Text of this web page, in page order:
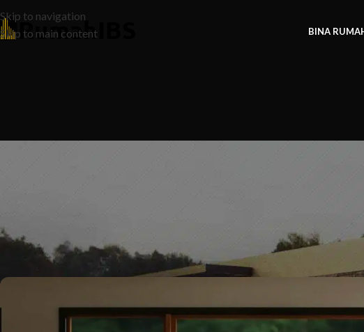
Skip to navigation
Skip to main content
BINA
Kelayakan LPPSA 2025: Peluang
Posted by On